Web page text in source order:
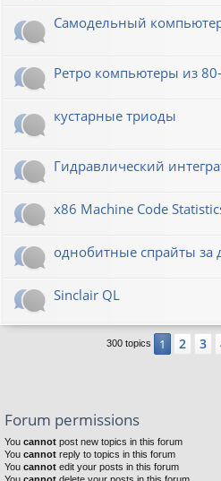
Самодельный
Ретро компьютеры из
кустарные триоды
Гидравлический
x86 Machine Code
однобитные спрайты за
Sinclair QL
300 topics 1 2 3
Forum permissions
You cannot post new topics in this forum
You cannot reply to topics in this forum
You cannot edit your posts in this forum